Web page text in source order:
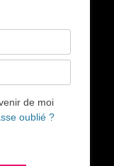
de moi
oublié ?